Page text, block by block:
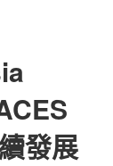
發展